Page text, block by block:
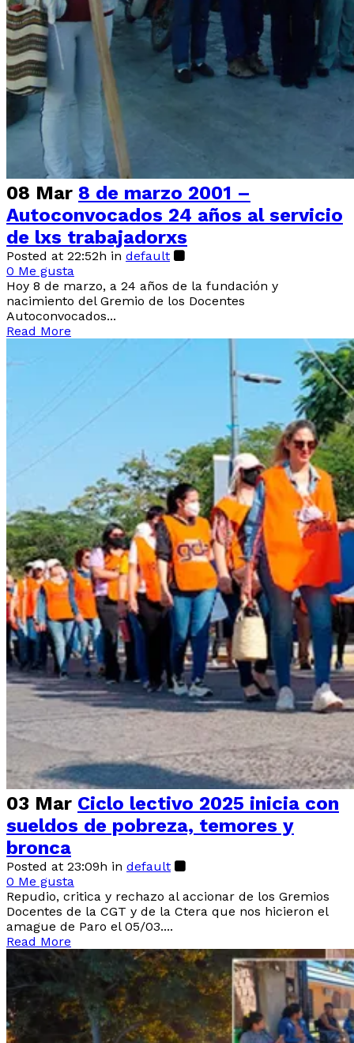
08 Mar 8 de marzo 2001 –
Autoconvocados 24 años al servicio
de lxs trabajadorxs
Posted at 22:52h in default
0 Me gusta
Hoy 8 de marzo, a 24 años de la fundación y
nacimiento del Gremio de los Docentes
Autoconvocados...
Read More
03 Mar Ciclo lectivo 2025 inicia con
sueldos de pobreza, temores y
bronca
Posted at 23:09h in default
0 Me gusta
Repudio, critica y rechazo al accionar de los Gremios
Docentes de la CGT y de la Ctera que nos hicieron el
amague de Paro el 05/03....
Read More